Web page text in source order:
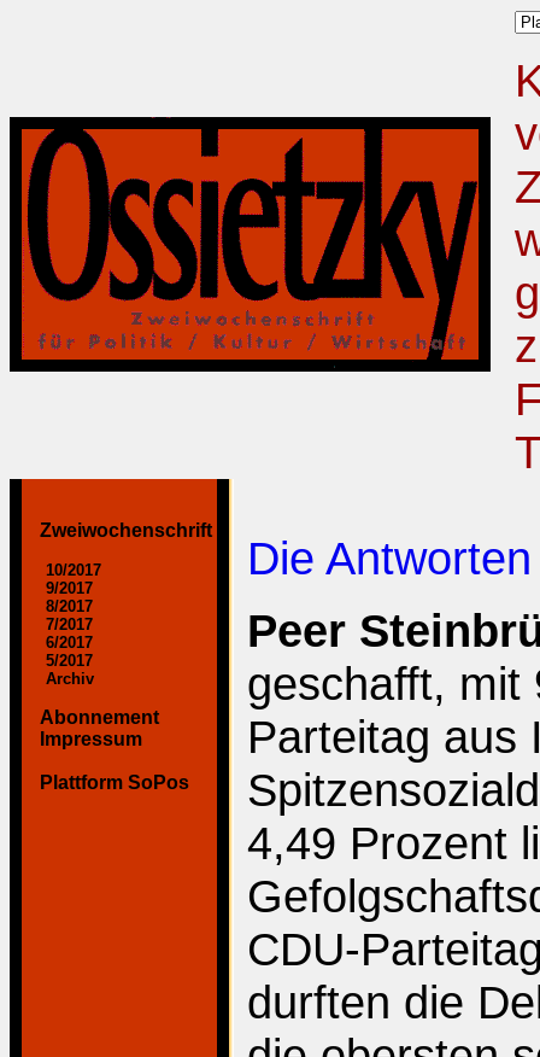
Zweiwochenschrift
10/2017
9/2017
8/2017
7/2017
6/2017
5/2017
Archiv
Abonnement
Impressum
Plattform SoPos
Die
Peer
geschafft, mit
Parteitag aus
4,49 Prozent
CDU-
durften die